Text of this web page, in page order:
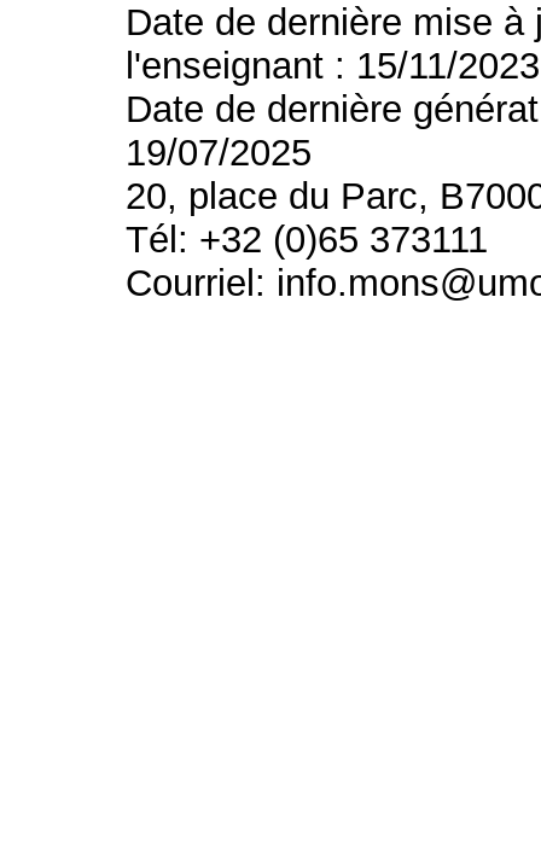
Date de dernière mise
l'enseignant : 15/11/2023
Date de dernière
19/07/2025
20, place du Parc,
Tél: +32 (0)65 373111
Courriel: